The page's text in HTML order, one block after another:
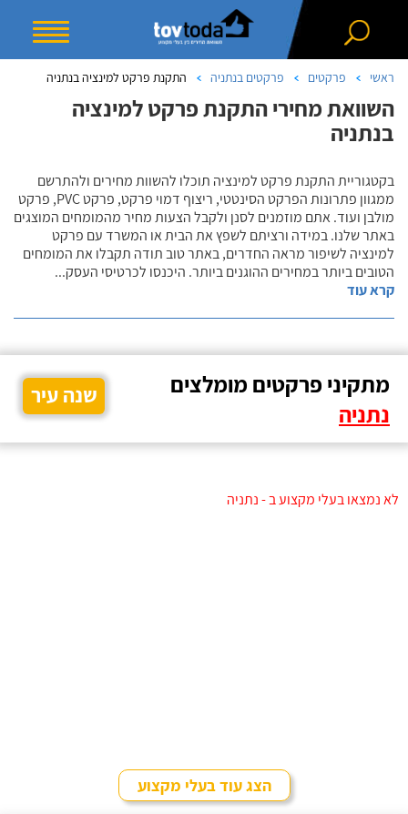
ראשי פרקטים פרקטים בנתניה התקנת פרקט למינציה בנתניה
השוואת מחירי התקנת פרקט למינציה
בנתניה
בקטגוריית התקנת פרקט למינציה תוכלו להשוות מחירים ולהתרשם
ממגוון פתרונות הפרקט הסינטטי, ריצוף דמוי פרקט, פרקט PVC, פרקט
מולבן ועוד. אתם מוזמנים לסנן ולקבל הצעות מחיר מהמומחים המוצגים
באתר שלנו. במידה ורציתם לשפץ את הבית או המשרד עם פרקט
למינציה לשיפור מראה החדרים, באתר טוב תודה תקבלו את המומחים
הטובים ביותר במחירים ההוגנים ביותר. היכנסו לכרטיסי העסק...
קרא עוד
מתקיני פרקטים מומלצים
נתניה
שנה עיר
לא נמצאו בעלי מקצוע ב - נתניה
הצג עוד בעלי מקצוע